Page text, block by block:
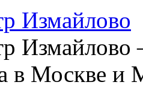
Измайлово
в Москве и